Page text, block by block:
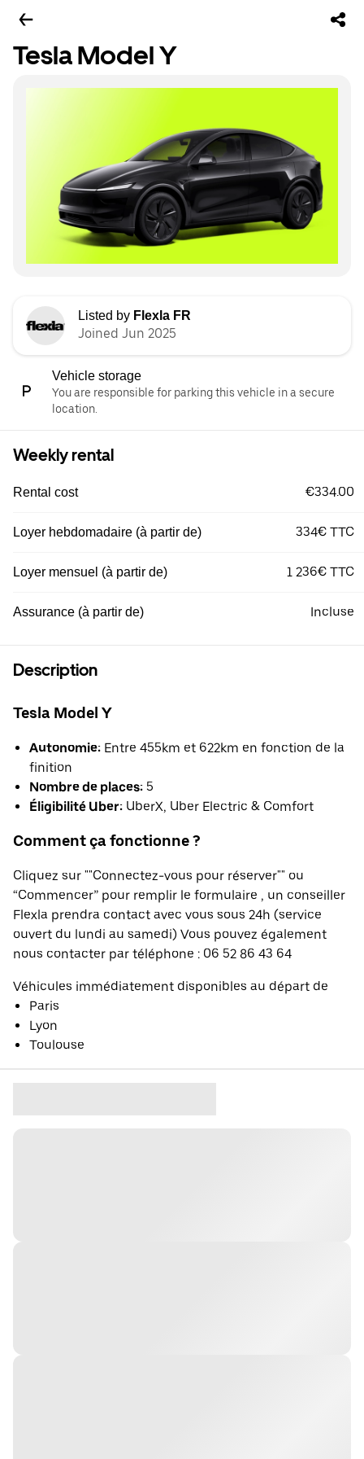
Tesla Model Y
Listed by Flexla FR
Joined Jun 2025
Vehicle storage
You are responsible for parking this vehicle in a secure
location.
Weekly rental
Rental cost €334.00
Loyer hebdomadaire (à partir de) 334€ TTC
Loyer mensuel (à partir de) 1 236€ TTC
Assurance (à partir de) Incluse
Description
Tesla Model Y
Autonomie: Entre 455km et 622km en fonction de la
finition
Nombre de places: 5
Éligibilité Uber: UberX, Uber Electric & Comfort
Comment ça fonctionne ?
Cliquez sur ""Connectez-vous pour réserver"" ou
“Commencer” pour remplir le formulaire , un conseiller
Flexla prendra contact avec vous sous 24h (service
ouvert du lundi au samedi) Vous pouvez également
nous contacter par téléphone : 06 52 86 43 64
Véhicules immédiatement disponibles au départ de
Paris
Lyon
Toulouse